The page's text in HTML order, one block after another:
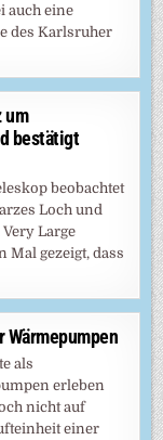
auch eine
des Karlsruher
um
bestätigt
beobachtet
Loch und
Large
Mal gezeigt, dass
Wärmepumpen
als
erleben
nicht auf
einer